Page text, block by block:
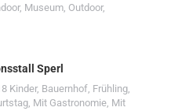
, Museum, Outdoor,
Sperl
Kinder, Bauernhof, Frühling,
, Mit Gastronomie, Mit